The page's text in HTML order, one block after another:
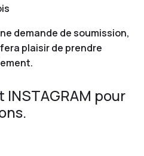
demande de soumission,
plaisir de prendre
INSTAGRAM pour